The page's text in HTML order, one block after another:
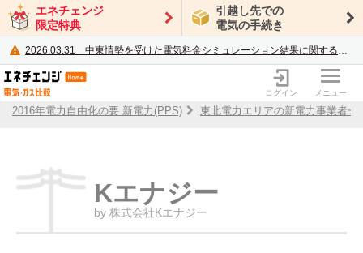
エネチェンジ
限定特典
引越し先での
電気の手続き
2026.03.31 中東情勢を受けた電気料金シミュレーション結果に関するご案内
電力・ガス比較サイト エネチェンジ
ログイン メニュー
2016年電力自由化の要 新電力(PPS) 東北電力エリアの新電力事業者一
Kエナジー
by 株式会社Kエナジー